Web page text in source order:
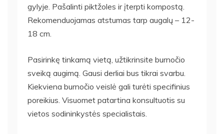
gylyje. Pašalinti piktžoles ir įterpti kompostą.
Rekomenduojamas atstumas tarp augalų – 12-
18 cm.
Pasirinkę tinkamą vietą, užtikrinsite burnočio
sveiką augimą. Gausi derliai bus tikrai svarbu.
Kiekviena burnočio veislė gali turėti specifinius
poreikius. Visuomet patartina konsultuotis su
vietos sodininkystės specialistais.